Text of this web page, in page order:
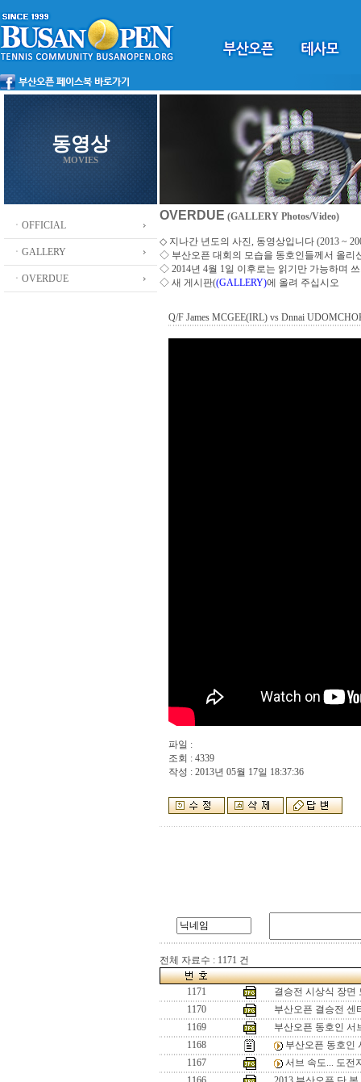
동영상
MOVIES
ㆍOFFICIAL
ㆍGALLERY
ㆍOVERDUE
OVERDUE (GALLERY Photos/Video)
◇ 지나간 년도의 사진, 동영상입니다 (2013 ~
◇ 부산오픈 대회의 모습을 동호인들께서 올리
◇ 2014년 4월 1일 이후로는 읽기만 가능하며
◇ 새 게시판((GALLERY)에 올려 주십시오
Q/F James MCGEE(IRL) vs Dnnai
파일 :
조회 : 4339
작성 : 2013년 05월 17일 18:37:36
전체 자료수 : 1171 건
1171
결승전 시상식 장면
1170
부산오픈 결승전 센
1169
부산오픈 동호인 서
1168
부산오픈 동호인
1167
서브 속도... 도전